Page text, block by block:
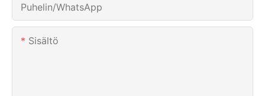
Puhelin/WhatsApp
Sisältö